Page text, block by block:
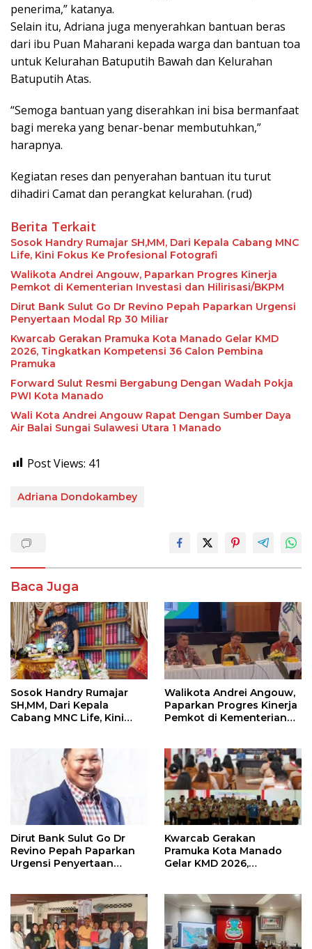
penerima,” katanya.
Selain itu, Adriana juga menyerahkan bantuan beras
dari ibu Puan Maharani kepada warga dan bantuan toa
untuk Kelurahan Batuputih Bawah dan Kelurahan
Batuputih Atas.
“Semoga bantuan yang diserahkan ini bisa bermanfaat
bagi mereka yang benar-benar membutuhkan,”
harapnya.
Kegiatan reses dan penyerahan bantuan itu turut
dihadiri Camat dan perangkat kelurahan. (rud)
Berita Terkait
Sosok Handry Rumajar SH,MM, Dari Kepala Cabang MNC
Life, Kini Fokus Ke Profesional Fotografi
Walikota Andrei Angouw, Paparkan Progres Kinerja
Pemkot di Kementerian Investasi dan Hilirisasi/BKPM
Dirut Bank Sulut Go Dr Revino Pepah Paparkan Urgensi
Penyertaan Modal Rp 30 Miliar
Kwarcab Gerakan Pramuka Kota Manado Gelar KMD
2026, Tingkatkan Kompetensi 36 Calon Pembina
Pramuka
Forward Sulut Resmi Bergabung Dengan Wadah Pokja
PWI Kota Manado
Wali Kota Andrei Angouw Rapat Dengan Sumber Daya
Air Balai Sungai Sulawesi Utara 1 Manado
Post Views: 41
Adriana Dondokambey
Baca Juga
Sosok Handry Rumajar
SH,MM, Dari Kepala
Cabang MNC Life, Kini
Walikota Andrei Angouw,
Paparkan Progres Kinerja
Pemkot di Kementerian
Dirut Bank Sulut Go Dr
Revino Pepah Paparkan
Urgensi Penyertaan
Kwarcab Gerakan
Pramuka Kota Manado
Gelar KMD 2026,
Pramuka